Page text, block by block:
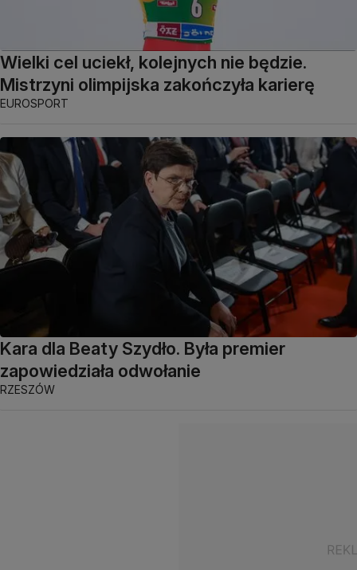
Wielki cel uciekł, kolejnych nie będzie.
Mistrzyni olimpijska zakończyła karierę
EUROSPORT
Kara dla Beaty Szydło. Była premier
zapowiedziała odwołanie
RZESZÓW